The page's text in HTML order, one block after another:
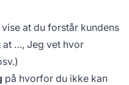
at du forstår kundens
…, Jeg vet hvor
)
på hvorfor du ikke kan